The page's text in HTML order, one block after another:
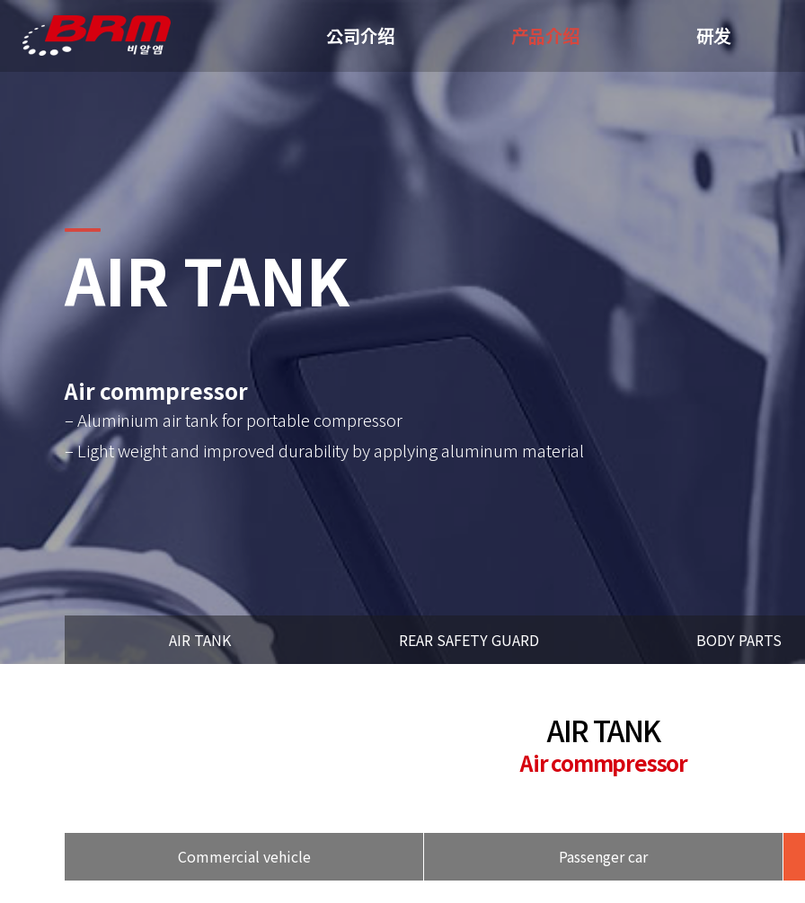
公司介绍 产品介绍 研发
AIR TANK
Air commpressor
– Aluminium air tank for portable compressor
– Light weight and improved durability by applying aluminum material
AIR TANK REAR SAFETY GUARD BODY PARTS
AIR TANK
Air commpressor
Commercial vehicle Passenger car